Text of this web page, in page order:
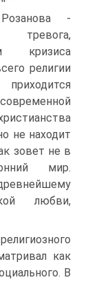
-
тревога,
кризиса
религии
не находит
зовет не в
мир.
любви,
как
В